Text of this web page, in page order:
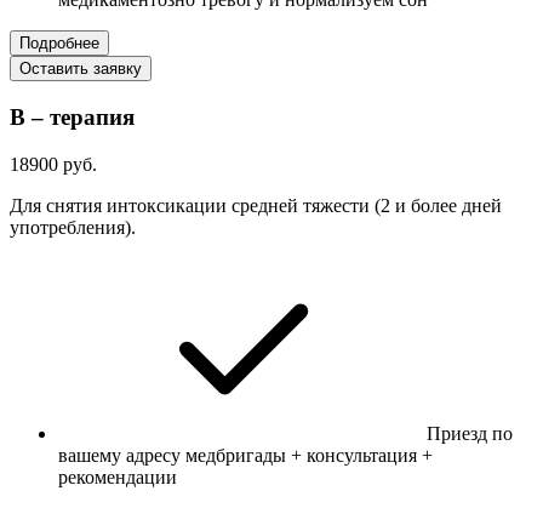
Подробнее
Оставить заявку
В – терапия
18900 руб.
Для снятия интоксикации средней тяжести (2 и более дней
употребления).
Приезд по
вашему адресу медбригады + консультация +
рекомендации